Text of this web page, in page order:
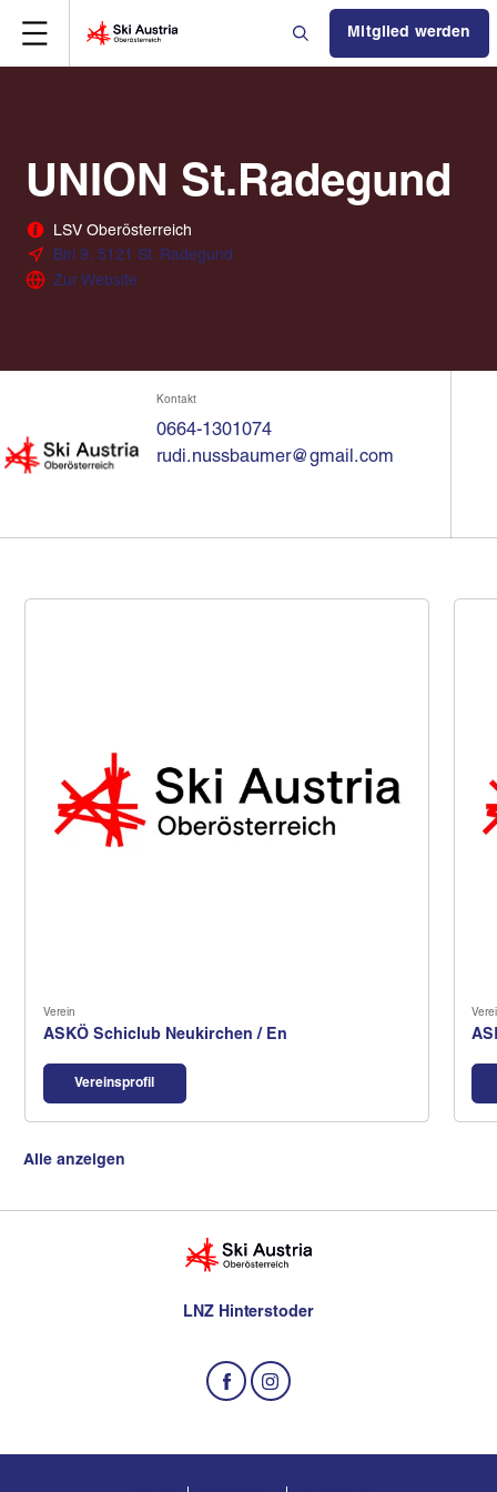
Mitglied werden
UNION St.Radegund
LSV Oberösterreich
Biri 9, 5121 St. Radegund
Zur Website
Kontakt
0664-1301074
rudi.nussbaumer@gmail.com
Verein
ASKÖ Schiclub Neukirchen / En
Vereinsprofil
Alle anzeigen
LNZ Hinterstoder